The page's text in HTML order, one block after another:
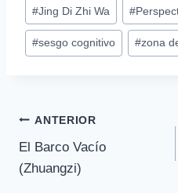
la
entrada:
#Jing Di Zhi Wa #
#sesgo cognitivo #zona
Navegación
de
ANTERIOR
El Barco Vacío
(Zhuangzi)